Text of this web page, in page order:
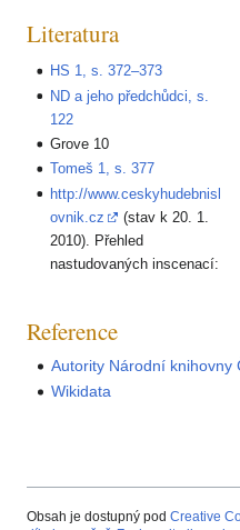
Literatura
HS 1, s. 372–373
ND a jeho předchůdci, s.
122
Grove 10
Tomeš 1, s. 377
http://www.ceskyhudebnisl
ovnik.cz
(stav k 20. 1.
2010). Přehled
nastudovaných inscenací:
Reference
Autority Národní knihovny
Wikidata
Obsah je dostupný pod Creative